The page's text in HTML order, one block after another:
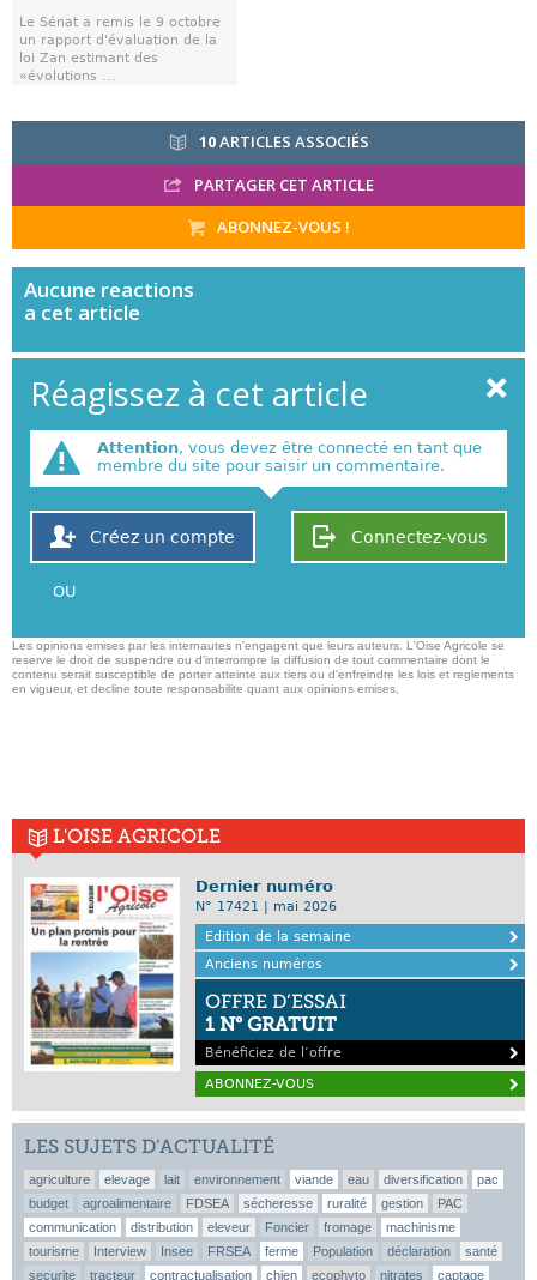
Le Sénat a remis le 9 octobre
un rapport d'évaluation de la
loi Zan estimant des
«évolutions ...
10ARTICLES ASSOCIÉS
PARTAGER CET ARTICLE
ABONNEZ-VOUS !
Aucune reactions
a cet article
Réagissez à cet article
Attention, vous devez être connecté en tant que
membre du site pour saisir un commentaire.
Connectez-vous
Créez un compte
OU
Les opinions emises par les internautes n'engagent que leurs auteurs. L'Oise Agricole se
reserve le droit de suspendre ou d'interrompre la diffusion de tout commentaire dont le
contenu serait susceptible de porter atteinte aux tiers ou d'enfreindre les lois et reglements
en vigueur, et decline toute responsabilite quant aux opinions emises,
L'OISE AGRICOLE
Dernier numéro
N° 17421 | mai 2026
Edition de la semaine
Anciens numéros
OFFRE D’ESSAI
1 N° GRATUIT
Bénéficiez de l’offre
ABONNEZ-VOUS
LES SUJETS D’ACTUALITÉ
agriculture elevage lait environnement viande eau diversification
pac
budget
agroalimentaire FDSEA sécheresse ruralité gestion
PAC
communication
distribution eleveur Foncier fromage
machinisme
tourisme
Interview Insee FRSEA ferme Population déclaration
santé
securite
tracteur contractualisation chien ecophyto nitrates captage